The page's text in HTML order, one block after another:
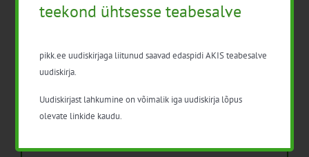
Pikk.ee uudiskirjaga liitumine.
Isikuandmeid töötleme vastavalt
teekond ühtsesse teabesalve
pikk.ee uudiskirjaga liitunud saavad edaspidi AKIS teabesalve
uudiskirja.
Uudiskirjast lahkumine on võimalik iga uudiskirja lõpus
olevate linkide kaudu.